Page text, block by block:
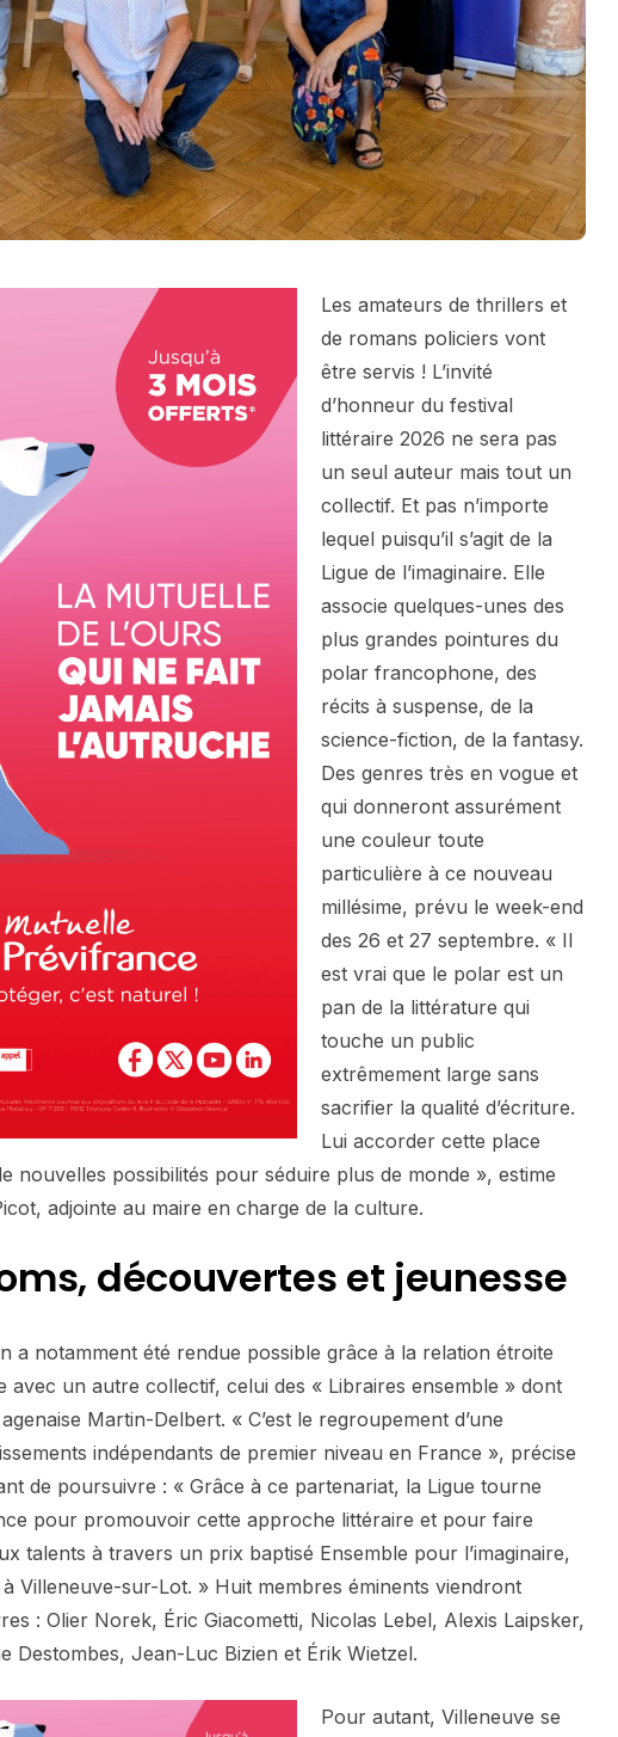
Les amateurs de thrillers et
de romans policiers vont
être servis ! L’invité
d’honneur du festival
littéraire 2026 ne sera pas
un seul auteur mais tout un
collectif. Et pas n’importe
lequel puisqu’il s’agit de la
Ligue de l’imaginaire. Elle
associe quelques-unes des
plus grandes pointures du
polar francophone, des
récits à suspense, de la
science-fiction, de la fantasy.
Des genres très en vogue et
qui donneront assurément
une couleur toute
particulière à ce nouveau
millésime, prévu le week-end
des 26 et 27 septembre. « Il
est vrai que le polar est un
pan de la littérature qui
touche un public
extrêmement large sans
sacrifier la qualité d’écriture.
Lui accorder cette place
nouvelles possibilités pour séduire plus de monde », estime
adjointe au maire en charge de la culture.
découvertes et jeunesse
a notamment été rendue possible grâce à la relation étroite
avec un autre collectif, celui des « Libraires ensemble » dont
Martin-Delbert. « C’est le regroupement d’une
indépendants de premier niveau en France », précise
de poursuivre : « Grâce à ce partenariat, la Ligue tourne
pour promouvoir cette approche littéraire et pour faire
talents à travers un prix baptisé Ensemble pour l’imaginaire,
Villeneuve-sur-Lot. » Huit membres éminents viendront
: Olier Norek, Éric Giacometti, Nicolas Lebel, Alexis Laipsker,
Destombes, Jean-Luc Bizien et Érik Wietzel.
Pour autant, Villeneuve se